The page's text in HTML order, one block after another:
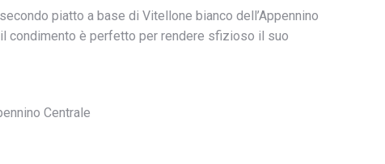
piatto a base di Vitellone bianco dell’Appennino
condimento è perfetto per rendere sfizioso il suo
Centrale